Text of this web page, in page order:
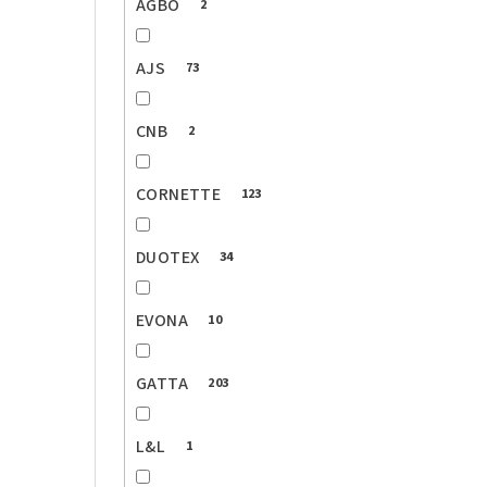
AGBO 2
AJS 73
CNB 2
CORNETTE 123
DUOTEX 34
EVONA 10
GATTA 203
L&L 1